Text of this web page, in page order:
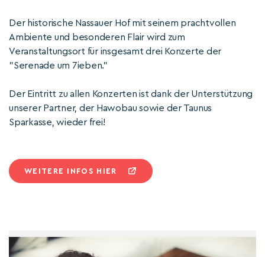
Der historische Nassauer Hof mit seinem prachtvollen
Ambiente und besonderen Flair wird zum
Veranstaltungsort für insgesamt drei Konzerte der
"Serenade um 7ieben."
Der Eintritt zu allen Konzerten ist dank der Unterstützung
unserer Partner, der Hawobau sowie der Taunus
Sparkasse, wieder frei!
WEITERE INFOS HIER